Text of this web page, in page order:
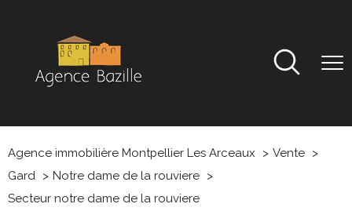
Agence immobilière Montpellier Les Arceaux
Vente
Gard
Notre dame de la rouviere
Secteur notre dame de la rouviere